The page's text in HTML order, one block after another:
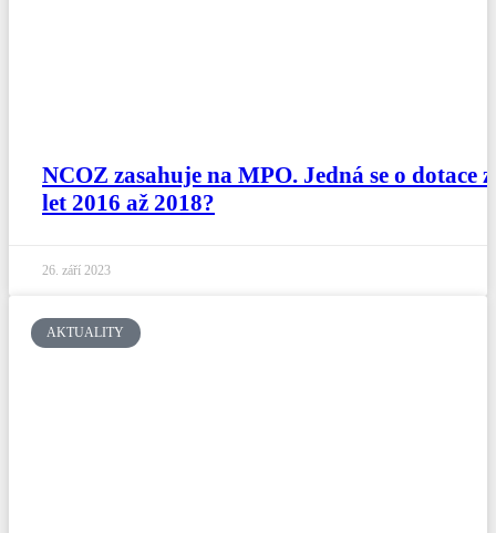
NCOZ zasahuje na MPO. Jedná se o dotace z
let 2016 až 2018?
26. září 2023
AKTUALITY